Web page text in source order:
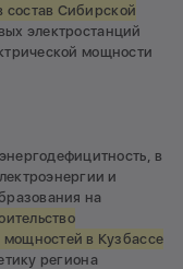
состав Сибирской
электростанций
мощности
в
и
на
в Кузбассе
региона